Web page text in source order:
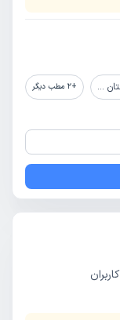
زنان +
2 مطب دیگر